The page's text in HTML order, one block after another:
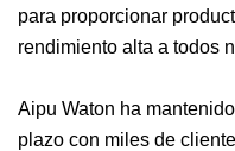
para proporcionar
rendimiento alta a todos
Aipu Waton ha
plazo con miles de